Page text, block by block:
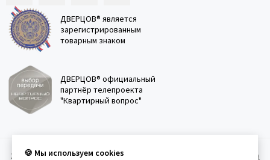
ДВЕРЦОВ® является
зарегистрированным
товарным знаком
ДВЕРЦОВ® официальный
партнёр телепроекта
"Квартирный вопрос"
2011-2026 © Дверцов. Карта сайта Политика
🍪 Мы используем cookies